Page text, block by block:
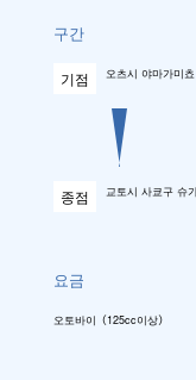
구간
기점 오츠시 야마가미
종점 교토시 사쿄구 슈
요금
오토바이（125cc이상）